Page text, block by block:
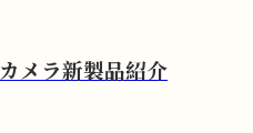
メラ新製品紹介